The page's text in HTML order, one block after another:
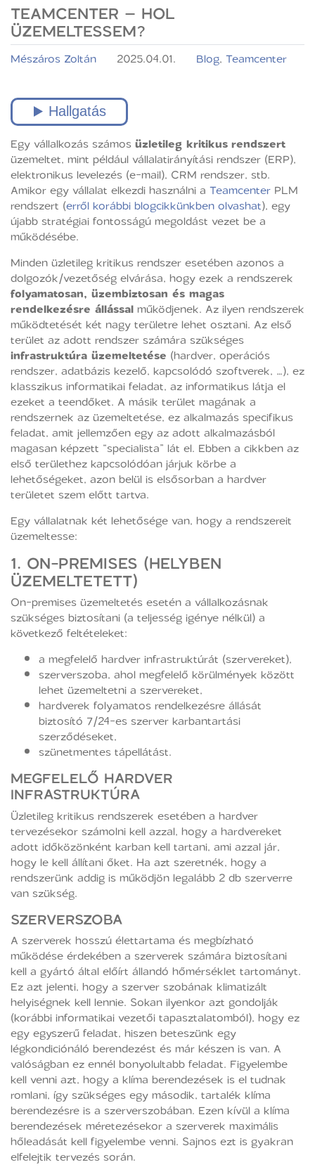
TEAMCENTER – HOL
ÜZEMELTESSEM?
Mészáros Zoltán 2025.04.01. Blog, Teamcenter
Egy vállalkozás számos üzletileg kritikusrendszert
üzemeltet, mint például vállalatirányítási rendszer (ERP),
elektronikus levelezés (e-mail), CRM rendszer, stb.
Amikor egy vállalat elkezdi használni a Teamcenter PLM
rendszert (erről korábbi blogcikkünkben olvashat), egy
újabb stratégiai fontosságú megoldást vezet be a
működésébe.
Minden üzletileg kritikus rendszer esetében azonos a
dolgozók/vezetőség elvárása, hogy ezek a rendszerek
folyamatosan, üzembiztosan és magas
rendelkezésre állással működjenek. Az ilyen rendszerek
működtetését két nagy területre lehet osztani. Az első
terület az adott rendszer számára szükséges
infrastruktúra üzemeltetése (hardver, operációs
rendszer, adatbázis kezelő, kapcsolódó szoftverek, …), ez
klasszikus informatikai feladat, az informatikus látja el
ezeket a teendőket. A másik terület magának a
rendszernek az üzemeltetése, ez alkalmazás specifikus
feladat, amit jellemzően egy az adott alkalmazásból
magasan képzett “specialista” lát el. Ebben a cikkben az
első területhez kapcsolódóan járjuk körbe a
lehetőségeket, azon belül is elsősorban a hardver
területet szem előtt tartva.
Egy vállalatnak két lehetősége van, hogy a rendszereit
üzemeltesse:
1. ON-PREMISES (HELYBEN
ÜZEMELTETETT)
On-premises üzemeltetés esetén a vállalkozásnak
szükséges biztosítani (a teljesség igénye nélkül) a
következő feltételeket:
a megfelelő hardver infrastruktúrát (szervereket),
szerverszoba, ahol megfelelő körülmények között
lehet üzemeltetni a szervereket,
hardverek folyamatos rendelkezésre állását
biztosító 7/24-es szerver karbantartási
szerződéseket,
szünetmentes tápellátást.
MEGFELELŐ HARDVER
INFRASTRUKTÚRA
Üzletileg kritikus rendszerek esetében a hardver
tervezésekor számolni kell azzal, hogy a hardvereket
adott időközönként karban kell tartani, ami azzal jár,
hogy le kell állítani őket. Ha azt szeretnék, hogy a
rendszerünk addig is működjön legalább 2 db szerverre
van szükség.
SZERVERSZOBA
A szerverek hosszú élettartama és megbízható
működése érdekében a szerverek számára biztosítani
kell a gyártó által előírt állandó hőmérséklet tartományt.
Ez azt jelenti, hogy a szerver szobának klimatizált
helyiségnek kell lennie. Sokan ilyenkor azt gondolják
(korábbi informatikai vezetői tapasztalatomból), hogy ez
egy egyszerű feladat, hiszen beteszünk egy
légkondiciónáló berendezést és már készen is van. A
valóságban ez ennél bonyolultabb feladat. Figyelembe
kell venni azt, hogy a klíma berendezések is el tudnak
romlani, így szükséges egy második, tartalék klíma
berendezésre is a szerverszobában. Ezen kívül a klíma
berendezések méretezésekor a szerverek maximális
hőleadását kell figyelembe venni. Sajnos ezt is gyakran
elfelejtik tervezés során.